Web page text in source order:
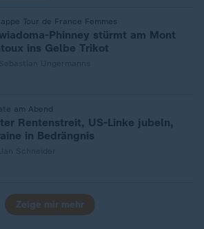
Tour de France Femmes
Phinney stürmt am Mont
ins Gelbe Trikot
am Abend
Rentenstreit, US-Linke jubeln,
in Bedrängnis
Zeige mir mehr